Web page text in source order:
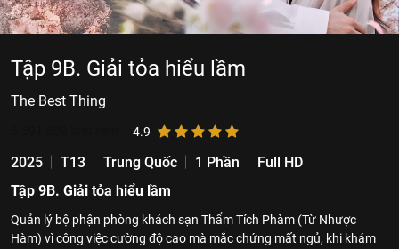
Tập 9B. Giải tỏa hiểu lầm
The Best Thing
4.9
2025 T13 Trung Quốc 1 Phần
Full HD
Tập 9B. Giải tỏa hiểu lầm
Quản lý bộ phận phòng khách sạn Thẩm Tích Phàm (Từ Nhược
Hàm) vì công việc cường độ cao mà mắc chứng mất ngủ, khi khám